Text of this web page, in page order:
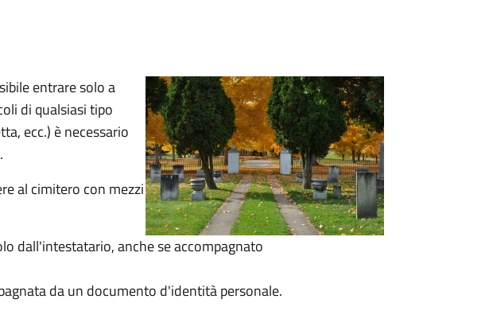
entrare solo a
di qualsiasi tipo
ecc.) è necessario
al cimitero con mezzi
dall'intestatario, anche se accompagnato
da un documento d'identità personale.